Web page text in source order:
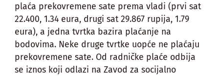
plaća prekovremene sate prema vladi (prvi sat
22.400, 1.34 eura, drugi sat 29.867 rupija, 1.79
eura), a jedna tvrtka bazira plaćanje na
bodovima. Neke druge tvrtke uopće ne plaćaju
prekovremene sate. Od radničke plaće odbija
se iznos koji odlazi na Zavod za socijalno